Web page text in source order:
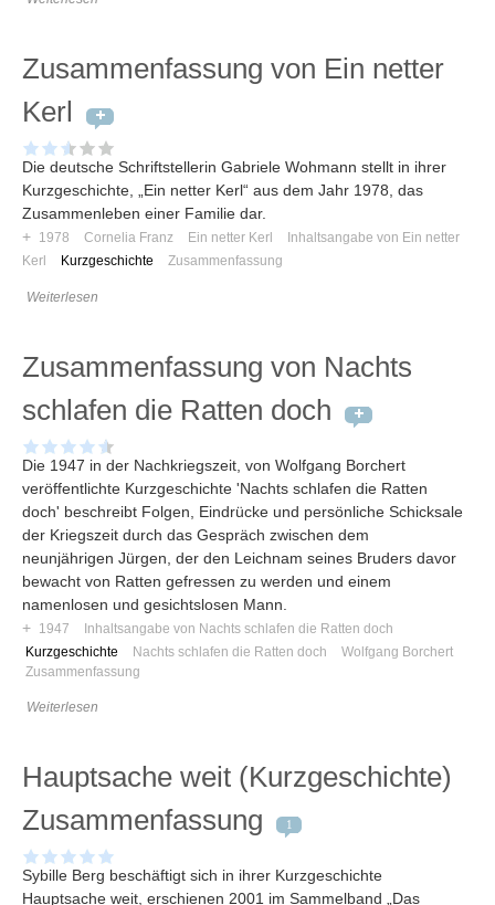
Zusammenfassung von Ein netter
Kerl
Die deutsche Schriftstellerin Gabriele Wohmann stellt in ihrer
Kurzgeschichte, „Ein netter Kerl“ aus dem Jahr 1978, das
Zusammenleben einer Familie dar.
+ 1978 Cornelia Franz Ein netter Kerl
Inhaltsangabe von Ein netter
Kerl
Kurzgeschichte Zusammenfassung
Weiterlesen
Zusammenfassung von Nachts
schlafen die Ratten doch
Die 1947 in der Nachkriegszeit, von Wolfgang Borchert
veröffentlichte Kurzgeschichte 'Nachts schlafen die Ratten
doch' beschreibt Folgen, Eindrücke und persönliche Schicksale
der Kriegszeit durch das Gespräch zwischen dem
neunjährigen Jürgen, der den Leichnam seines Bruders davor
bewacht von Ratten gefressen zu werden und einem
namenlosen und gesichtslosen Mann.
+ 1947
Inhaltsangabe von Nachts schlafen die Ratten doch
Kurzgeschichte
Nachts schlafen die Ratten doch
Wolfgang Borchert
Zusammenfassung
Weiterlesen
Hauptsache weit (Kurzgeschichte)
Zusammenfassung
1
Sybille Berg beschäftigt sich in ihrer Kurzgeschichte
Hauptsache weit, erschienen 2001 im Sammelband „Das